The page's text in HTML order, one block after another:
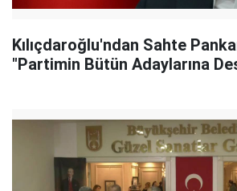
Kılıçdaroğlu'ndan Sahte
"Partimin Bütün Adaylarına